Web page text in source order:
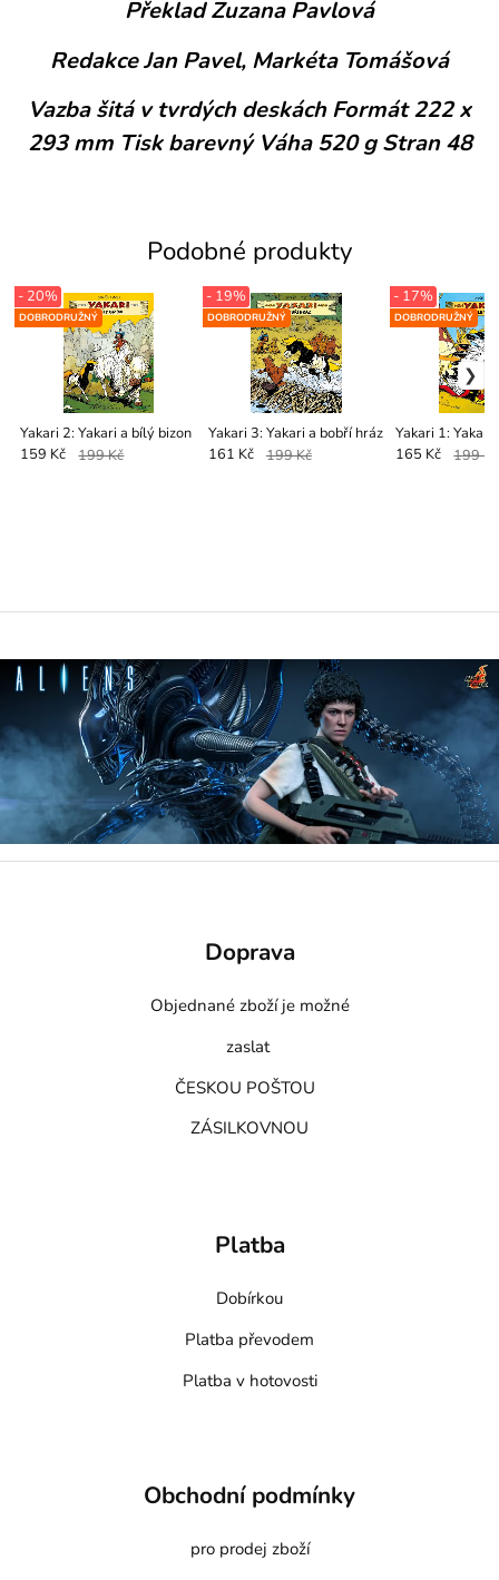
Překlad Zuzana Pavlová
Redakce Jan Pavel, Markéta Tomášová
Vazba šitá v tvrdých deskách Formát 222 x
293 mm Tisk barevný Váha 520 g Stran 48
Podobné produkty
Yakari 2: Yakari a bílý bizon
DOBRODRUŽNÝ
- 20%
159 Kč 199 Kč
Yakari 3: Yakari a bobří hráz
DOBRODRUŽNÝ
- 19%
161 Kč 199 Kč
Yakari 1:
DOBRODRUŽNÝ
- 17%
165 Kč 199 Kč
Doprava
Objednané zboží je možné
zaslat
ČESKOU POŠTOU
ZÁSILKOVNOU
Platba
Dobírkou
Platba převodem
Platba v hotovosti
Obchodní podmínky
pro prodej zboží